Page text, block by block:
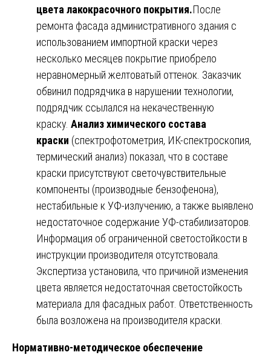
цвета лакокрасочного покрытия.После
ремонта фасада административного здания с
использованием импортной краски через
несколько месяцев покрытие приобрело
неравномерный желтоватый оттенок. Заказчик
обвинил подрядчика в нарушении технологии,
подрядчик ссылался на некачественную
краску. Анализ химического состава
краски (спектрофотометрия, ИК-спектроскопия,
термический анализ) показал, что в составе
краски присутствуют светочувствительные
компоненты (производные бензофенона),
нестабильные к УФ-излучению, а также выявлено
недостаточное содержание УФ-стабилизаторов.
Информация об ограниченной светостойкости в
инструкции производителя отсутствовала.
Экспертиза установила, что причиной изменения
цвета является недостаточная светостойкость
материала для фасадных работ. Ответственность
была возложена на производителя краски.
Нормативно-методическое обеспечение